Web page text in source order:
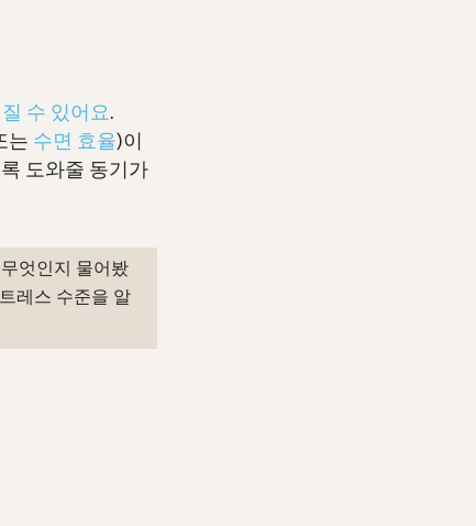
수 있어요.
는 수면 효율)이
도와줄 동기가
엇인지 물어봤
레스 수준을 알